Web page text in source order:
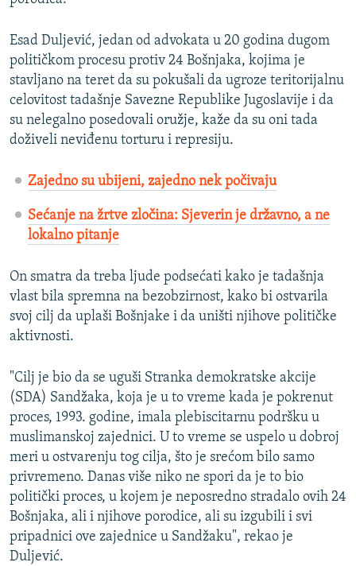
Esad Duljević, jedan od advokata u 20 godina dugom
političkom procesu protiv 24 Bošnjaka, kojima je
stavljano na teret da su pokušali da ugroze teritorijalnu
celovitost tadašnje Savezne Republike Jugoslavije i da
su nelegalno posedovali oružje, kaže da su oni tada
doživeli neviđenu torturu i represiju.
Zajedno su ubijeni, zajedno nek počivaju
Sećanje na žrtve zločina: Sjeverin je državno, a ne
lokalno pitanje
On smatra da treba ljude podsećati kako je tadašnja
vlast bila spremna na bezobzirnost, kako bi ostvarila
svoj cilj da uplaši Bošnjake i da uništi njihove političke
aktivnosti.
"Cilj je bio da se uguši Stranka demokratske akcije
(SDA) Sandžaka, koja je u to vreme kada je pokrenut
proces, 1993. godine, imala plebiscitarnu podršku u
muslimanskoj zajednici. U to vreme se uspelo u dobroj
meri u ostvarenju tog cilja, što je srećom bilo samo
privremeno. Danas više niko ne spori da je to bio
politički proces, u kojem je neposredno stradalo ovih 24
Bošnjaka, ali i njihove porodice, ali su izgubili i svi
pripadnici ove zajednice u Sandžaku", rekao je
Duljević.